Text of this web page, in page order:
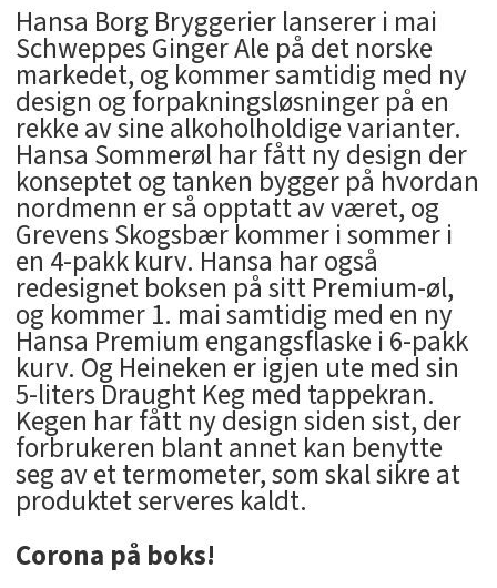
Hansa Borg Bryggerier lanserer i mai
Schweppes Ginger Ale på det norske
markedet, og kommer samtidig med ny
design og forpakningsløsninger på en
rekke av sine alkoholholdige varianter.
Hansa Sommerøl har fått ny design der
konseptet og tanken bygger på hvordan
nordmenn er så opptatt av været, og
Grevens Skogsbær kommer i sommer i
en 4-pakk kurv. Hansa har også
redesignet boksen på sitt Premium-øl,
og kommer 1. mai samtidig med en ny
Hansa Premium engangsflaske i 6-pakk
kurv. Og Heineken er igjen ute med sin
5-liters Draught Keg med tappekran.
Kegen har fått ny design siden sist, der
forbrukeren blant annet kan benytte
seg av et termometer, som skal sikre at
produktet serveres kaldt.
Corona på boks!